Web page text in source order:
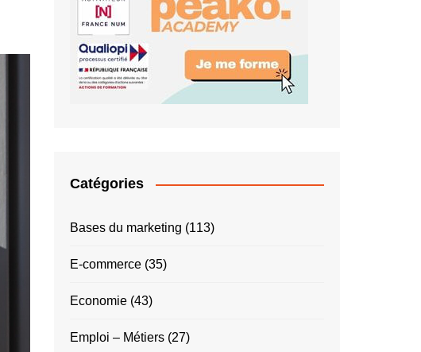
Catégories
Bases du marketing (113)
E-commerce (35)
Economie (43)
Emploi – Métiers (27)